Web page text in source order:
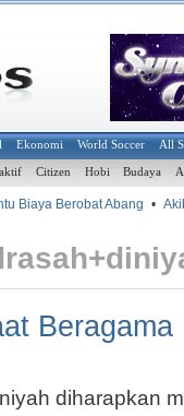
Ekonomi World Soccer All
Citizen Hobi Budaya
Biaya Berobat Abang •
Beragama
diharapkan